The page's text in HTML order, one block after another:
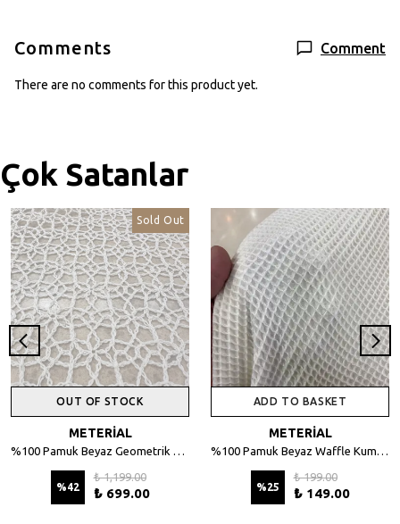
Comments Comment
There are no comments for this product yet.
Çok Satanlar
Sold Out
OUT OF STOCK
METERİAL
%100 Pamuk Beyaz Geometrik Desenli File Kumaş - 135 cm En
%42
₺ 1,199.00
₺ 699.00
ADD TO BASKET
METERİAL
%100 Pamuk Beyaz Waffle Kumaş – Petek Dokulu, 140 cm En
%25
₺ 199.00
₺ 149.00